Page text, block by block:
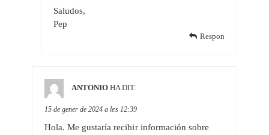
Saludos,
Pep
Respon
ANTONIO HA DIT:
15 de gener de 2024 a les 12:39
Hola. Me gustaría recibir información sobre